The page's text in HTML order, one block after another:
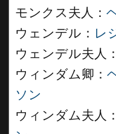
モンクス夫人：
ウェンデル： レ
ウェンデル夫人：
ウィンダム卿：
ソン
ウィンダム夫人：